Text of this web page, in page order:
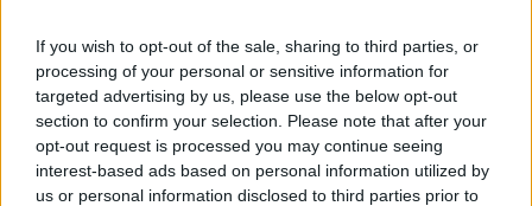
If you wish to opt-out of the sale, sharing to third parties, or
processing of your personal or sensitive information for
targeted advertising by us, please use the below opt-out
section to confirm your selection. Please note that after your
opt-out request is processed you may continue seeing
interest-based ads based on personal information utilized by
us or personal information disclosed to third parties prior to
Il Selargius rinforza il centrocampo con Manuel
Rinino e Samuele Vacca
6 Ago 2026
Con l'apertura dei tesseramenti dei calciatori a partire dall'1 luglio,
inizia ufficialmente la stagione 2026-27 e per le squadre di
Promozione girone A arrivano anche le chiusure delle trattative…